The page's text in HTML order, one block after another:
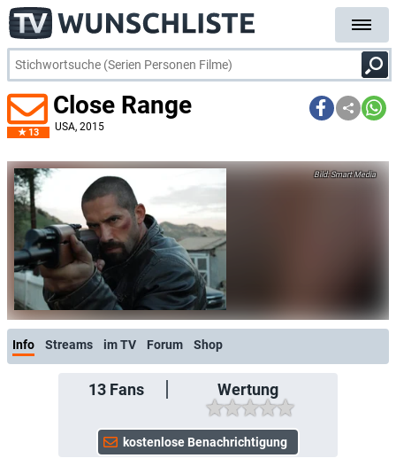
13
Close Range
USA, 2015
Smart Media
Info Streams im TV Forum Shop
13Fans Wertung